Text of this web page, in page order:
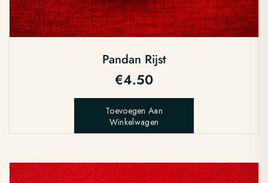
Pandan Rijst
€4.50
Toevoegen Aan
Winkelwagen